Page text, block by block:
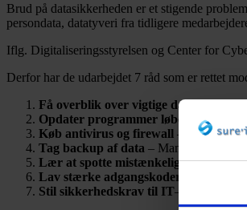
Brud på datasikkerheden er et stigende
persondata, datatyveri fra tidligere
Iflg. Digitaliseringsstyrelsen og Center for
Derfor har de udarbejdet 7 råd som er rettet
Få overblik over vigtige data og
Opdater programmer løbende–
Køb antivirus og firewall – Antivirus
Tag backup af data – Mangelfuld eller
Lær at spotte mistænkelige mails–
Lav stærke adgangskoder
– Stærke
Stil sikkerhedskrav til IT–